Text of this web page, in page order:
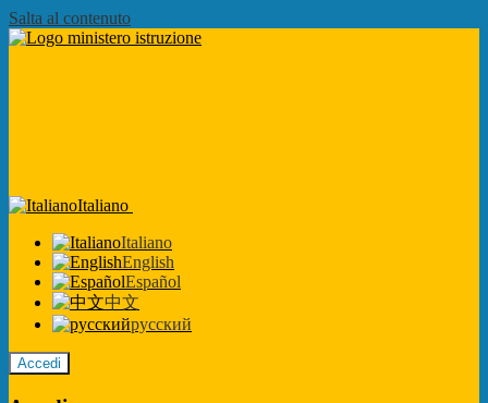
Salta al contenuto
Italiano
Italiano
English
Español
中文
русский
Accedi